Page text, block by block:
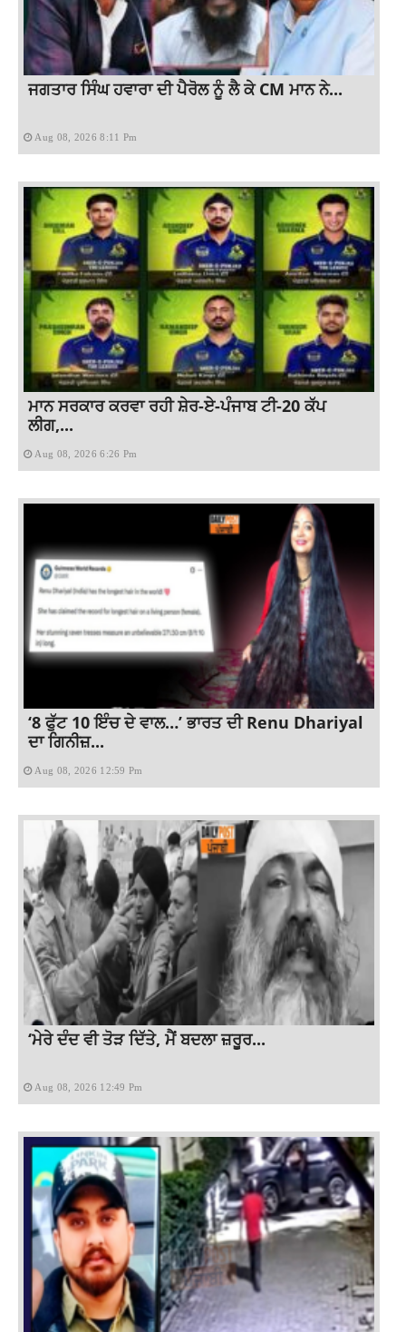
ਜਗਤਾਰ ਸਿੰਘ ਹਵਾਰਾ ਦੀ ਪੈਰੋਲ ਨੂੰ ਲੈ ਕੇ CM ਮਾਨ ਨੇ...
Aug 08, 2026 8:11 Pm
ਮਾਨ ਸਰਕਾਰ ਕਰਵਾ ਰਹੀ ਸ਼ੇਰ-ਏ-ਪੰਜਾਬ ਟੀ-20 ਕੱਪ
ਲੀਗ,...
Aug 08, 2026 6:26 Pm
‘8 ਫੁੱਟ 10 ਇੰਚ ਦੇ ਵਾਲ…’ ਭਾਰਤ ਦੀ Renu Dhariyal
ਦਾ ਗਿਨੀਜ਼...
Aug 08, 2026 12:59 Pm
‘ਮੇਰੇ ਦੰਦ ਵੀ ਤੋੜ ਦਿੱਤੇ, ਮੈਂ ਬਦਲਾ ਜ਼ਰੂਰ...
Aug 08, 2026 12:49 Pm